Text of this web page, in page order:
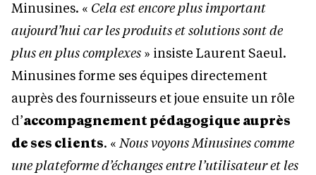
Minusines. « Cela est encore plus important
aujourd’hui car les produits et solutions sont de
plus en plus complexes » insiste Laurent Saeul.
Minusines forme ses équipes directement
auprès des fournisseurs et joue ensuite un rôle
d’accompagnement pédagogique auprès
de ses clients. «Nous voyons Minusines comme
une plateforme d’échanges entre l’utilisateur et les